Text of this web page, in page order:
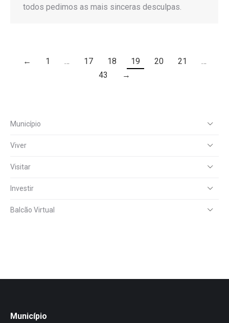
todos pedimos as mais sinceras desculpas.
← 1 … 17 18 19 20 21
…
43
→
Município
Viver
Visitar
Investir
Balcão Virtual
Município